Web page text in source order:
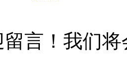
言！我们